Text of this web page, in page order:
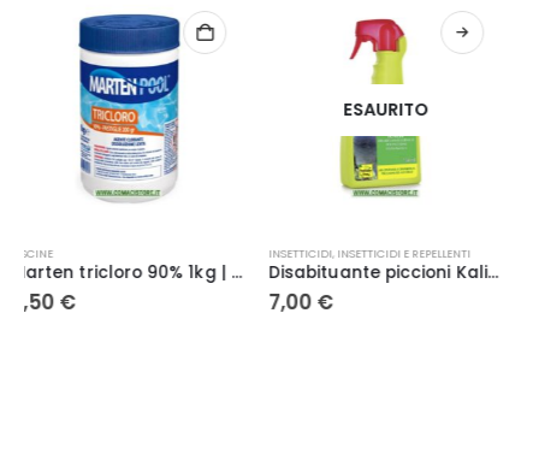
ESAURITO
INSETTICIDI
Disabituante piccioni Kalif 750ml – Verde vivo
7,00€
ELETTRICITA'
CR2025 Duracell Long Lasting Power 3V lithium – 2 pz
1,99€